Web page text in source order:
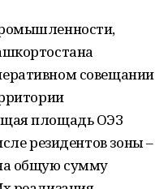
совещании
площадь ОЭЗ
резидентов зоны –
общую сумму